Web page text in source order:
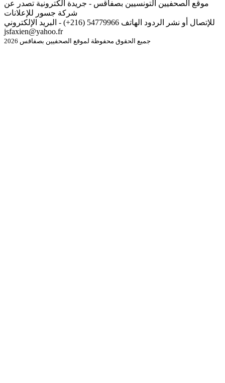
موقع الصحفيين التونسيين بصفاقس - جريدة الكترونية تصدر عن
شركة جسور للإعلانات
للإتصال أو نشر الردود الهاتف 54779966 (216+) - البريد الإلكتروني
jsfaxien@yahoo.fr
جميع الحقوق محفوظة لموقع الصحفيين بصفاقس 2026